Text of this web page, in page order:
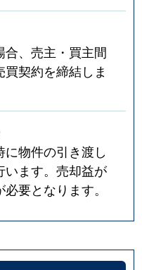
合、売主・買主間
契約を締結しま
物件の引き渡し
います。売却益が
要となります。